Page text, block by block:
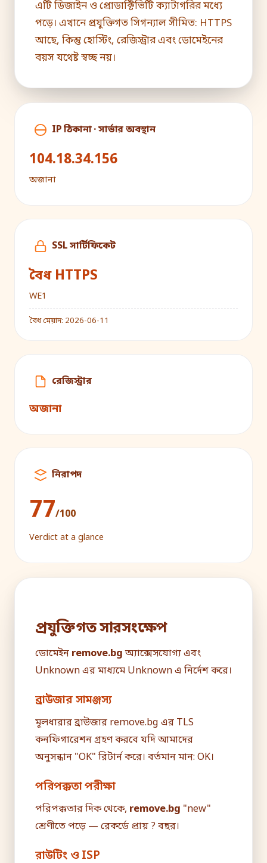
এটি ডিজাইন ও প্রোডাক্টিভিটি ক্যাটাগরির মধ্যে
পড়ে। এখানে প্রযুক্তিগত সিগন্যাল সীমিত: HTTPS
আছে, কিন্তু হোস্টিং, রেজিস্ট্রার এবং ডোমেইনের
বয়স যথেষ্ট স্বচ্ছ নয়।
IP ঠিকানা · সার্ভার অবস্থান
104.18.34.156
অজানা
SSL সার্টিফিকেট
বৈধ HTTPS
WE1
বৈধ মেয়াদ: 2026-06-11
রেজিস্ট্রার
অজানা
নিরাপদ
77/100
Verdict at a glance
প্রযুক্তিগত সারসংক্ষেপ
ডোমেইন remove.bgঅ্যাক্সেসযোগ্য এবং
Unknown এর মাধ্যমে Unknown এ নির্দেশ করে।
ব্রাউজার সামঞ্জস্য
মূলধারার ব্রাউজার remove.bg এর TLS
কনফিগারেশন গ্রহণ করবে যদি আমাদের
অনুসন্ধান "OK" রিটার্ন করে। বর্তমান মান: OK।
পরিপক্কতা পরীক্ষা
পরিপক্কতার দিক থেকে, remove.bg "new"
শ্রেণীতে পড়ে — রেকর্ডে প্রায় ? বছর।
রাউটিং ও ISP